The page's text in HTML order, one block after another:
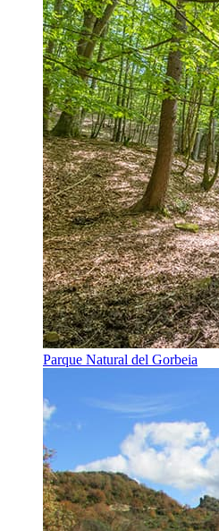
Parque Natural del Gorbeia